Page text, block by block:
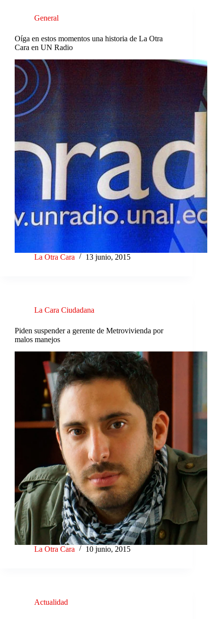
General
Oíga en estos momentos una historia de La Otra
Cara en UN Radio
La Otra Cara 13 junio, 2015
La Cara Ciudadana
Piden suspender a gerente de Metrovivienda por
malos manejos
La Otra Cara 10 junio, 2015
Actualidad